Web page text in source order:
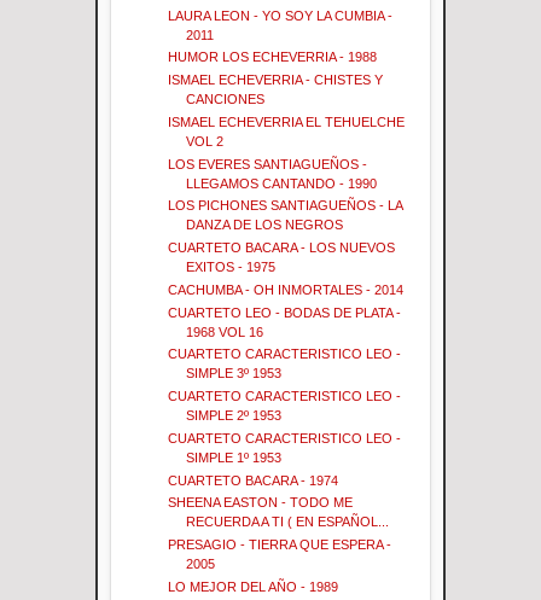
LAURA LEON - YO SOY LA CUMBIA -
2011
HUMOR LOS ECHEVERRIA - 1988
ISMAEL ECHEVERRIA - CHISTES Y
CANCIONES
ISMAEL ECHEVERRIA EL TEHUELCHE
VOL 2
LOS EVERES SANTIAGUEÑOS -
LLEGAMOS CANTANDO - 1990
LOS PICHONES SANTIAGUEÑOS - LA
DANZA DE LOS NEGROS
CUARTETO BACARA - LOS NUEVOS
EXITOS - 1975
CACHUMBA - OH INMORTALES - 2014
CUARTETO LEO - BODAS DE PLATA -
1968 VOL 16
CUARTETO CARACTERISTICO LEO -
SIMPLE 3º 1953
CUARTETO CARACTERISTICO LEO -
SIMPLE 2º 1953
CUARTETO CARACTERISTICO LEO -
SIMPLE 1º 1953
CUARTETO BACARA - 1974
SHEENA EASTON - TODO ME
RECUERDA A TI ( EN ESPAÑOL...
PRESAGIO - TIERRA QUE ESPERA -
2005
LO MEJOR DEL AÑO - 1989